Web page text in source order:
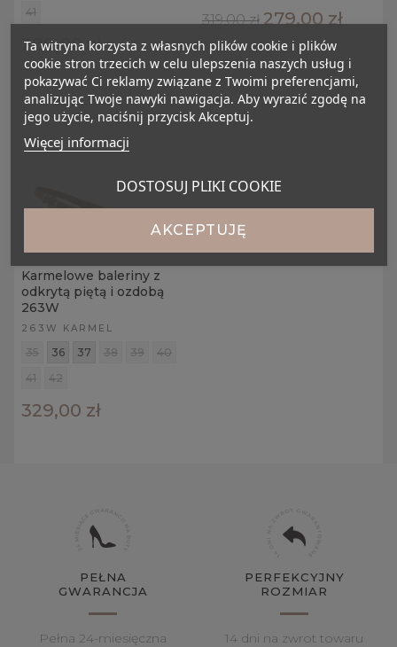
41
289,00 zł
319,00 zł 279,00 zł
Karmelowe baleriny z
odkrytą piętą i ozdobą
263W
263W KARMEL
35 36 37 38 39
40
41
42
329,00 zł
PEŁNA
GWARANCJA
Pełna 24-miesięczna
PERFEKCYJNY
ROZMIAR
14 dni na zwrot towaru
Ta witryna korzysta z własnych plików cookie i plików
cookie stron trzecich w celu ulepszenia naszych usług i
pokazywać Ci reklamy związane z Twoimi preferencjami,
analizując Twoje nawyki nawigacja. Aby wyrazić zgodę na
jego użycie, naciśnij przycisk Akceptuj.
Więcej informacji
DOSTOSUJ PLIKI COOKIE
AKCEPTUJĘ